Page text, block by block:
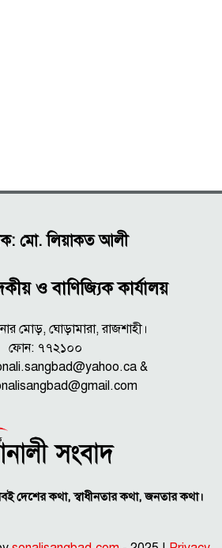
মো. লিয়াকত আলী
ও বাণিজ্যিক কার্যালয়
মোড়, ঘোড়ামারা, রাজশাহী।
ফোন: ৭৭২১০০
&
দেশের কথা, স্বাধীনতার কথা, জনতার কথা।